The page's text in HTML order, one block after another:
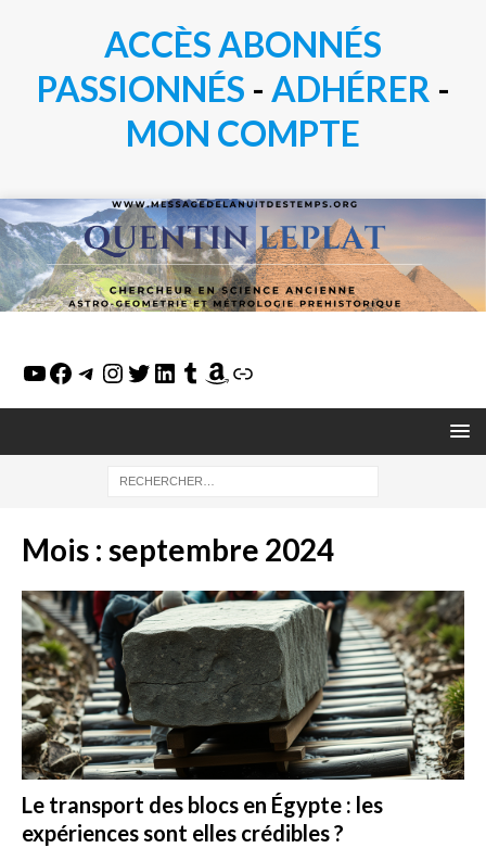
ACCÈS ABONNÉS
PASSIONNÉS - ADHÉRER -
MON COMPTE
Mois : septembre 2024
Le transport des blocs en Égypte : les
expériences sont elles crédibles ?